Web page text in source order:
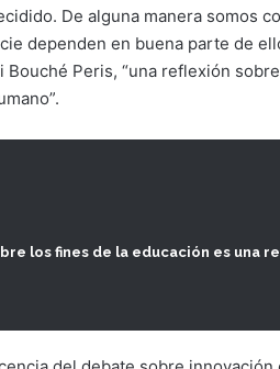
De alguna manera somos
dependen en buena parte de
Bouché Peris, “una reflexión
los fines de la educación es una